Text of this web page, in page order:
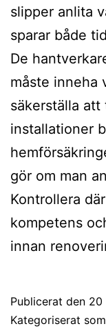
slipper anlita
sparar både
De
måste inneha
säkerställa
installationer
gör om man
Kontrollera
kompetens
innan
Publicerat den 20
Kategoriserat som